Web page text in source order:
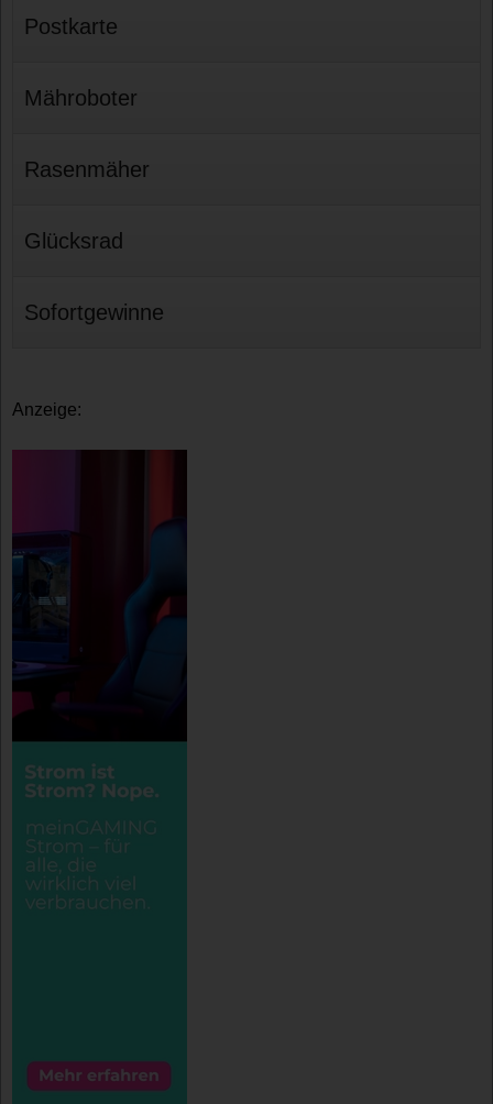
Postkarte
Mähroboter
Rasenmäher
Glücksrad
Sofortgewinne
Anzeige: